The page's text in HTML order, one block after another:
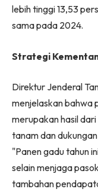
lebih tinggi 13,53
sama pada 2024.
Strategi
Direktur Jenderal
menjelaskan bahwa
merupakan hasil
tanam dan
"Panen gadu tahun
selain menjaga
tambahan